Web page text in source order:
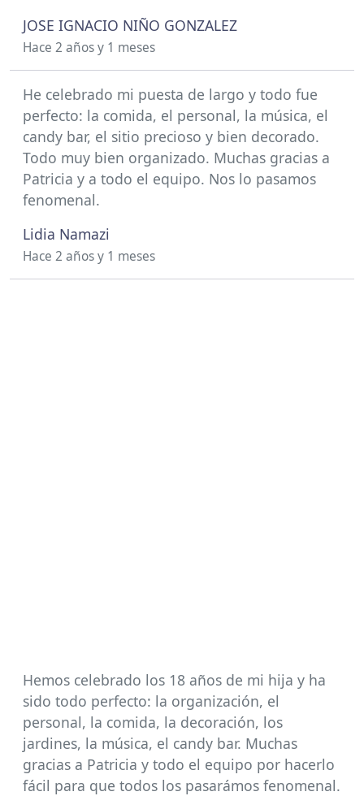
JOSE IGNACIO NIÑO GONZALEZ
Hace 2 años y 1 meses
He celebrado mi puesta de largo y todo fue
perfecto: la comida, el personal, la música, el
candy bar, el sitio precioso y bien decorado.
Todo muy bien organizado. Muchas gracias a
Patricia y a todo el equipo. Nos lo pasamos
fenomenal.
Lidia Namazi
Hace 2 años y 1 meses
Hemos celebrado los 18 años de mi hija y ha
sido todo perfecto: la organización, el
personal, la comida, la decoración, los
jardines, la música, el candy bar. Muchas
gracias a Patricia y todo el equipo por hacerlo
fácil para que todos los pasarámos fenomenal.